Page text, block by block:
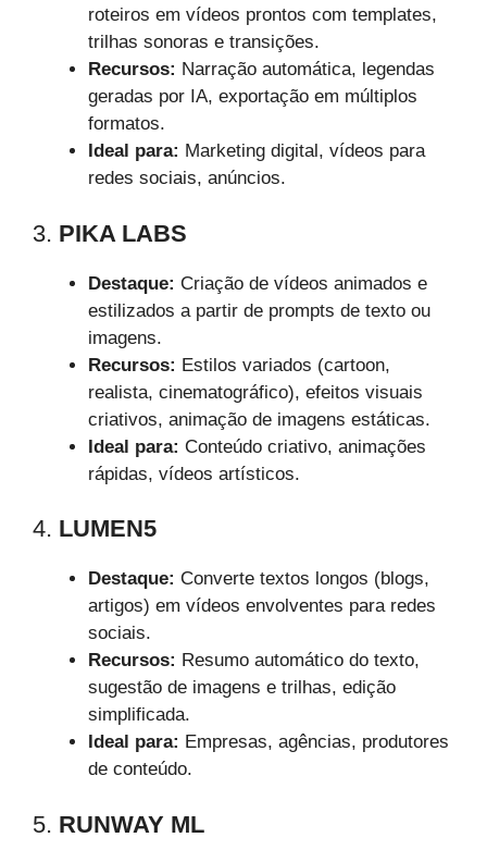
roteiros em vídeos prontos com templates,
trilhas sonoras e transições.
Recursos: Narração automática, legendas
geradas por IA, exportação em múltiplos
formatos.
Ideal para: Marketing digital, vídeos para
redes sociais, anúncios.
3. PIKA LABS
Destaque: Criação de vídeos animados e
estilizados a partir de prompts de texto ou
imagens.
Recursos: Estilos variados (cartoon,
realista, cinematográfico), efeitos visuais
criativos, animação de imagens estáticas.
Ideal para: Conteúdo criativo, animações
rápidas, vídeos artísticos.
4. LUMEN5
Destaque: Converte textos longos (blogs,
artigos) em vídeos envolventes para redes
sociais.
Recursos: Resumo automático do texto,
sugestão de imagens e trilhas, edição
simplificada.
Ideal para: Empresas, agências, produtores
de conteúdo.
5. RUNWAY ML